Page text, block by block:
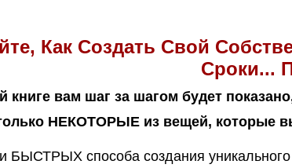
Как Создать Свой
Сроки...
книге вам шаг за шагом будет
НЕКОТОРЫЕ из вещей, которые
БЫСТРЫХ способа создания уникального